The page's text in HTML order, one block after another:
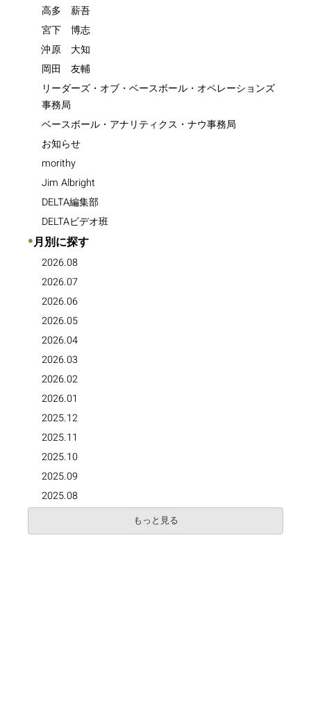
高多 薪吾
宮下 博志
沖原 大知
岡田 友輔
リーダーズ・オブ・ベースボール・オペレーションズ
事務局
ベースボール・アナリティクス・ナウ事務局
お知らせ
morithy
Jim Albright
DELTA編集部
DELTAビデオ班
●月別に探す
2026.08
2026.07
2026.06
2026.05
2026.04
2026.03
2026.02
2026.01
2025.12
2025.11
2025.10
2025.09
2025.08
もっと見る